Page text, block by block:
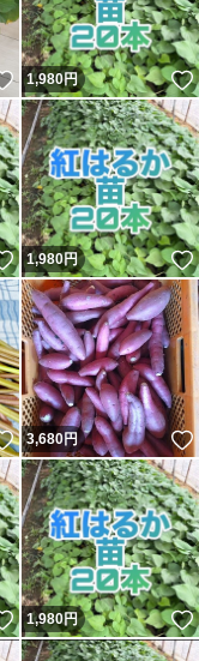
いいね！
1,980円
いいね！
1,980円
いいね！
3,680円
いいね！
1,980円